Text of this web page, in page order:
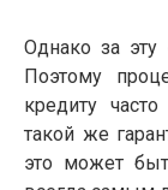
Однако за эту
Поэтому
кредиту
такой же
это может